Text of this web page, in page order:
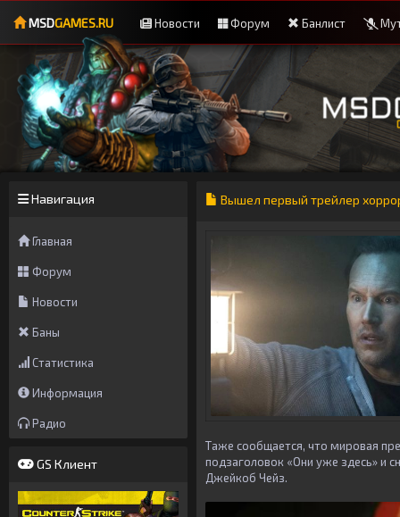
MSDGAMES.RU Новости Форум Банлист
Навигация
Главная
Форум
Новости
Баны
Статистика
Информация
Радио
GS Клиент
Вышел первый трейлер
Таже сообщается, что мировая
подзаголовок «Они уже здесь» и
Джейкоб Чейз.